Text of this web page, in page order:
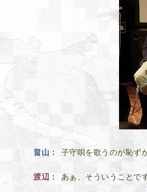
畠山 子守唄を歌うのが恥ず
渡辺 あぁ、そういうことで